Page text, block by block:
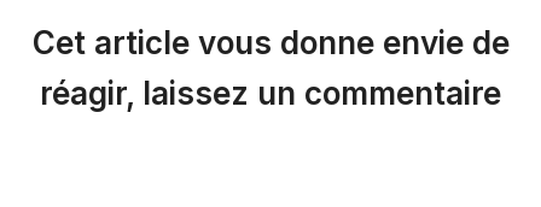
Cet article vous donne envie de
réagir, laissez un commentaire